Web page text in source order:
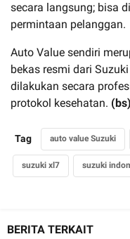
secara langsung; bisa
permintaan pelanggan.
Auto Value sendiri
bekas resmi dari
dilakukan secara
protokol kesehatan. (bs)
Tag auto value Suzuki
suzuki xl7 suzuki
BERITA TERKAIT